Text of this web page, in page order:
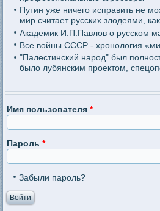
Путин уже ничего исправить не
мир считает русских злодеями,
Академик И.П.Павлов о русском
Все войны СССР - хронология
"Палестинский народ" был
было лубянским проектом,
Имя пользователя*
Пароль*
Забыли пароль?